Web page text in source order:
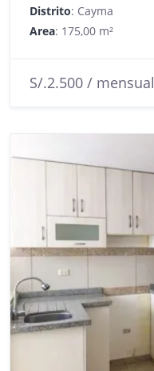
Distrito: Cayma
Area: 175,00 m²
S/.2.500 / mensual